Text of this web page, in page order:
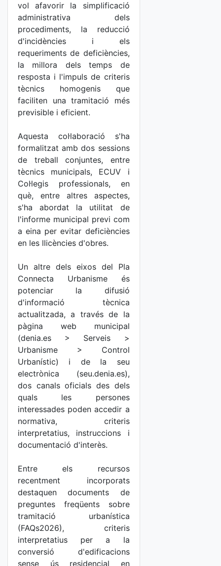
vol afavorir la simplificació
administrativa dels
procediments, la reducció
d'incidències i els
requeriments de deficiències,
la millora dels temps de
resposta i l'impuls de criteris
tècnics homogenis que
faciliten una tramitació més
previsible i eficient.
Aquesta col·laboració s'ha
formalitzat amb dos sessions
de treball conjuntes, entre
tècnics municipals, ECUV i
Col·legis professionals, en
què, entre altres aspectes,
s'ha abordat la utilitat de
l'informe municipal previ com
a eina per evitar deficiències
en les llicències d'obres.
Un altre dels eixos del Pla
Connecta Urbanisme és
potenciar la difusió
d'informació tècnica
actualitzada, a través de la
pàgina web municipal
(denia.es > Serveis >
Urbanisme > Control
Urbanístic) i de la seu
electrònica (seu.denia.es),
dos canals oficials des dels
quals les persones
interessades poden accedir a
normativa, criteris
interpretatius, instruccions i
documentació d'interès.
Entre els recursos
recentment incorporats
destaquen documents de
preguntes freqüents sobre
tramitació urbanística
(FAQs2026), criteris
interpretatius per a la
conversió d'edificacions
sense ús residencial en